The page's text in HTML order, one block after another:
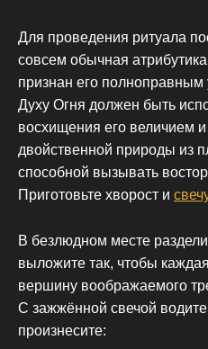
Для проведения ритуала
совсем обычная
признан его
Духу Огня должен быть
восхищения его величием
двойственной природы из
способной вызывать
Приготовьте хворост и свечу
В безлюдном месте
выложите так, чтобы
вершину воображаемого
С зажжённой свечой
произнесите: